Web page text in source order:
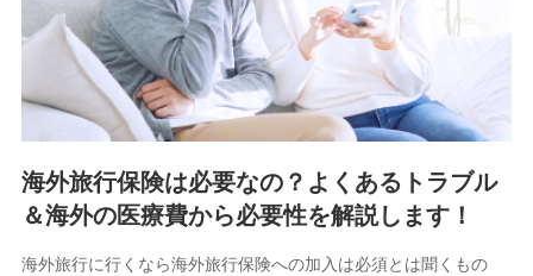
海外旅行保険は必要なの？よくあるトラブル
＆海外の医療費から必要性を解説します！
海外旅行に行くなら海外旅行保険への加入は必須とは聞くもの